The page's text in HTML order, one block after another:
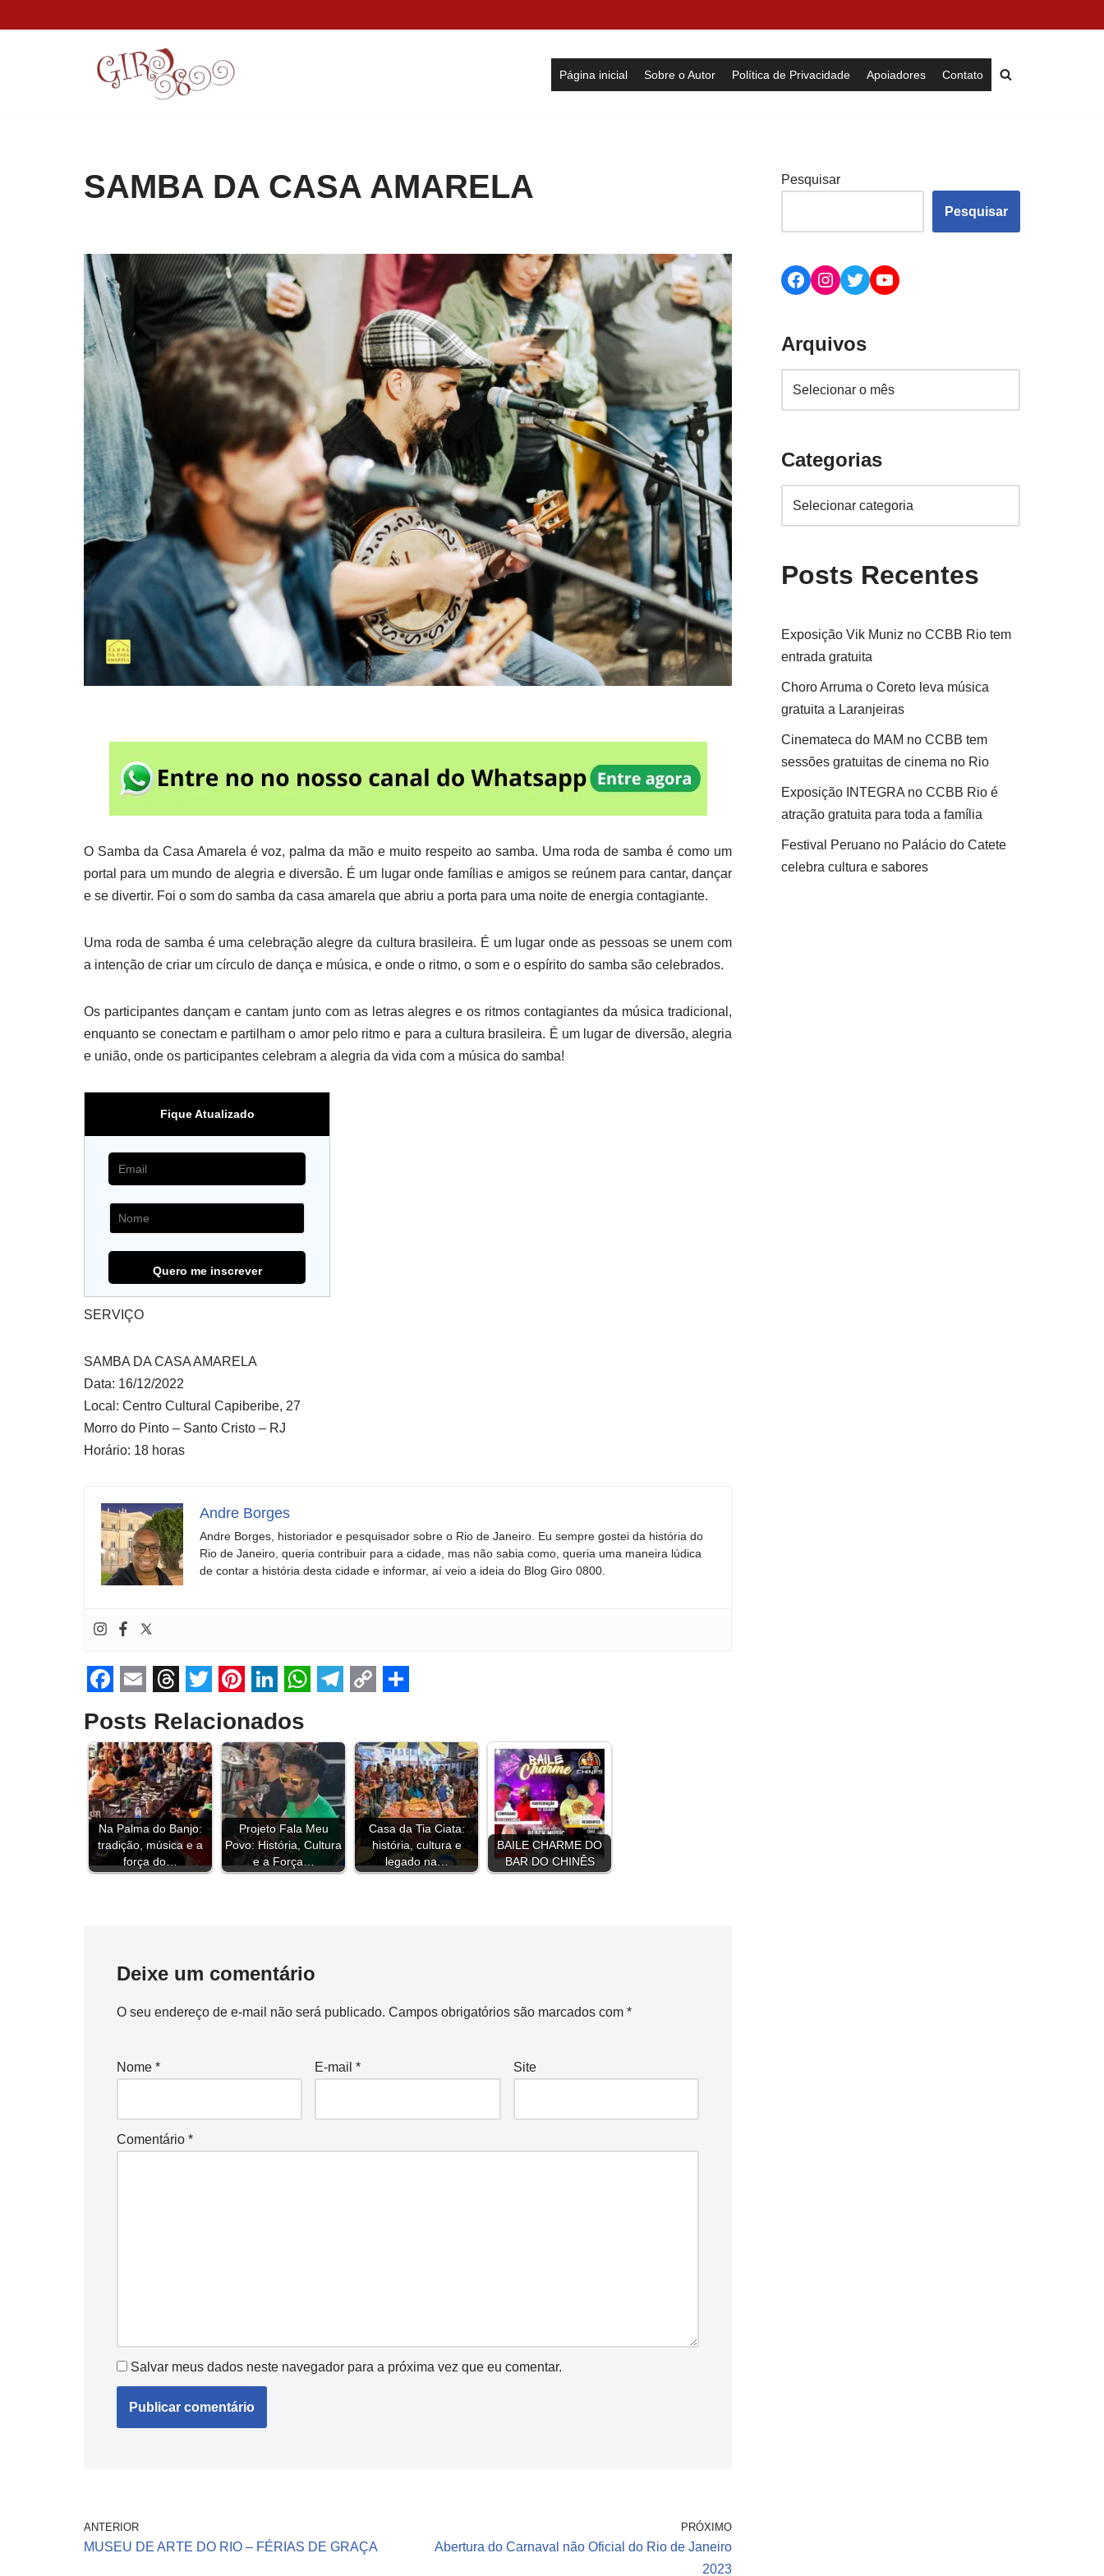
Página inicial Sobre o Autor Política de Privacidade Apoiadores Contato
SAMBA DA CASA AMARELA
O Samba da Casa Amarela é voz, palma da mão e muito respeito ao samba. Uma roda de samba é como um
portal para um mundo de alegria e diversão. É um lugar onde famílias e amigos se reúnem para cantar, dançar
e se divertir. Foi o som do samba da casa amarela que abriu a porta para uma noite de energia contagiante.
Uma roda de samba é uma celebração alegre da cultura brasileira. É um lugar onde as pessoas se unem com
a intenção de criar um círculo de dança e música, e onde o ritmo, o som e o espírito do samba são celebrados.
Os participantes dançam e cantam junto com as letras alegres e os ritmos contagiantes da música tradicional,
enquanto se conectam e partilham o amor pelo ritmo e para a cultura brasileira. É um lugar de diversão, alegria
e união, onde os participantes celebram a alegria da vida com a música do samba!
Fique Atualizado
SERVIÇO
SAMBA DA CASA AMARELA
Data: 16/12/2022
Local: Centro Cultural Capiberibe, 27
Morro do Pinto – Santo Cristo – RJ
Horário: 18 horas
Andre Borges
Andre Borges, historiador e pesquisador sobre o Rio de Janeiro. Eu sempre gostei da história do
Rio de Janeiro, queria contribuir para a cidade, mas não sabia como, queria uma maneira lúdica
de contar a história desta cidade e informar, aí veio a ideia do Blog Giro 0800.
a
c
e
b
o
o
m
a
i
l
h
r
e
a
d
s
T
w
i
t
t
e
r
P
i
n
t
e
r
e
i
n
k
e
d
I
h
a
t
s
A
p
l
e
g
r
a
p
y
L
n
a
r
e
Posts Relacionados
Na Palma do Banjo:
tradição, música e a
força do…
Projeto Fala Meu
Povo: História, Cultura
e a Força…
Casa da Tia Ciata:
história, cultura e
legado na…
BAILE CHARME DO
BAR DO CHINÊS
Deixe um comentário
O seu endereço de e-mail não será publicado. Campos obrigatórios são marcados com *
Nome * E-mail* Site
Comentário *
Salvar meus dados neste navegador para a próxima vez que eu comentar.
ANTERIOR
MUSEU DE ARTE DO RIO – FÉRIAS DE GRAÇA
PRÓXIMO
Abertura do Carnaval não Oficial do Rio de Janeiro
2023
Pesquisar
Pesquisar
Arquivos
Categorias
Posts Recentes
Exposição Vik Muniz no CCBB Rio tem
entrada gratuita
Choro Arruma o Coreto leva música
gratuita a Laranjeiras
Cinemateca do MAM no CCBB tem
sessões gratuitas de cinema no Rio
Exposição INTEGRA no CCBB Rio é
atração gratuita para toda a família
Festival Peruano no Palácio do Catete
celebra cultura e sabores